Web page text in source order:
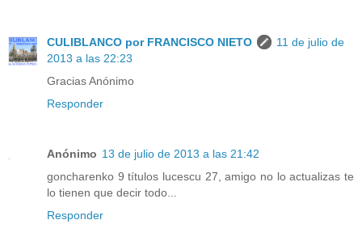
CULIBLANCO por FRANCISCO NIETO
11 de julio de
2013 a las 22:23
Gracias Anónimo
Responder
Anónimo 13 de julio de 2013 a las 21:42
goncharenko 9 títulos lucescu 27, amigo no lo actualizas te
lo tienen que decir todo...
Responder